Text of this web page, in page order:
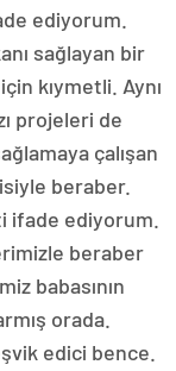
ediyorum.
sağlayan bir
kıymetli. Aynı
projeleri de
çalışan
beraber.
ifade ediyorum.
beraber
babasının
orada.
edici bence.